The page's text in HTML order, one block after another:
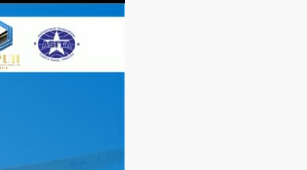
Langsung
ke